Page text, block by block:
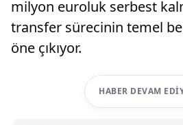
milyon euroluk serbest
transfer sürecinin temel
öne çıkıyor.
HABER DEVAM